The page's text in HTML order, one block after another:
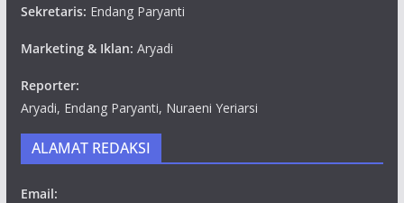
Sekretaris: Endang Paryanti
Marketing & Iklan: Aryadi
Reporter:
Aryadi, Endang Paryanti, Nuraeni Yeriarsi
ALAMAT REDAKSI
Email: